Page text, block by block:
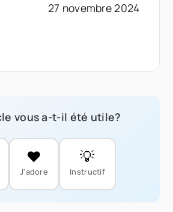
27 novembre 2024
vous a-t-il été utile?
❤️
J'adore
💡
Instructif